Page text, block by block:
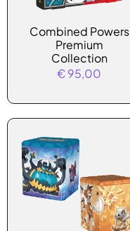
Combined Powers
Premium
Collection
€95,00